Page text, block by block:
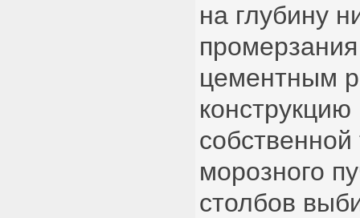
на глубину
цементным
конструкцию
морозного
столбов